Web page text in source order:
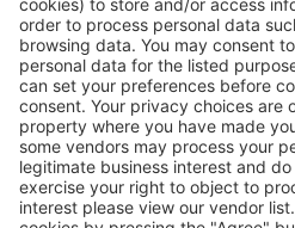
Rezervare fără griji cu
Economiseşte mai mult
Prețuri atractive și oferte
conectați.
Cazarea preferată